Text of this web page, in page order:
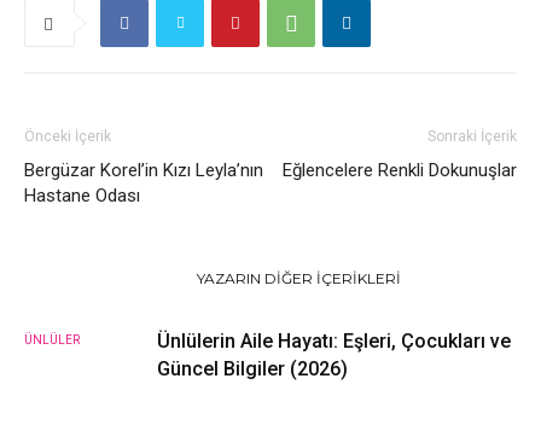
Önceki İçerik
Bergüzar Korel’in Kızı Leyla’nın
Hastane Odası
Sonraki İçerik
Eğlencelere Renkli Dokunuşlar
YAZARIN DIĞER İÇERIKLERI
ÜNLÜLER
Ünlülerin Aile Hayatı: Eşleri, Çocukları ve
Güncel Bilgiler (2026)